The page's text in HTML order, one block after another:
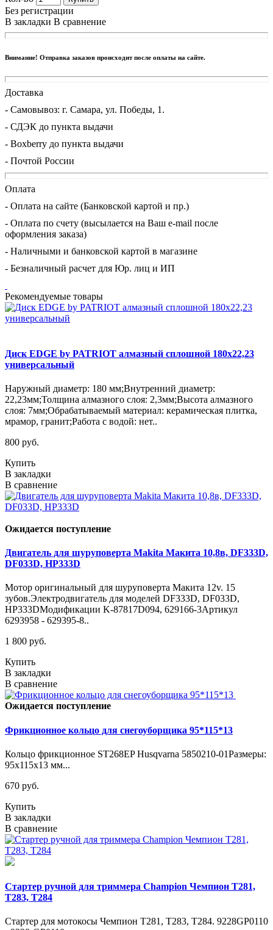
Без регистрации
В закладки В сравнение
Внимание! Отправка заказов происходит после оплаты на сайте.
Доставка
- Cамовывоз: г. Самара, ул. Победы, 1.
- СДЭК до пункта выдачи
- Boxberry до пункта выдачи
- Почтой России
Оплата
- Оплата на сайте (Банковской картой и пр.)
- Оплата по счету (высылается на Ваш e-mail после
оформления заказа)
- Наличными и банковской картой в магазине
- Безналичный расчет для Юр. лиц и ИП
Рекомендуемые товары
Диск EDGE by PATRIOT алмазный сплошной 180х22,23
универсальный
Наружный диаметр: 180 мм;Внутренний диаметр:
22,23мм;Толщина алмазного слоя: 2,3мм;Высота алмазного
слоя: 7мм;Обрабатываемый материал: керамическая плитка,
мрамор, гранит;Работа с водой: нет..
800 руб.
Купить
В закладки
В сравнение
Ожидается поступление
Двигатель для шуруповерта Makita Макита 10,8в, DF333D,
DF033D, HP333D
Мотор оригинальный для шуруповерта Макита 12v. 15
зубов.Электродвигатель для моделей DF333D, DF033D,
HP333DМодификации K-87817D094, 629166-3Артикул
6293958 - 629395-8..
1 800 руб.
Купить
В закладки
В сравнение
Ожидается поступление
Фрикционное кольцо для снегоуборщика 95*115*13
Кольцо фрикционное ST268EP Husqvarna 5850210-01Размеры:
95х115х13 мм...
670 руб.
Купить
В закладки
В сравнение
Стартер ручной для триммера Champion Чемпион T281,
T283, T284
Стартер для мотокосы Чемпион T281, T283, T284. 9228GP0110